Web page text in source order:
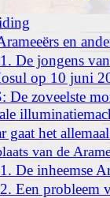
en
De jongens
op 10 juni
De zoveelste
gaat het
van de
De inheemse
Een probleem